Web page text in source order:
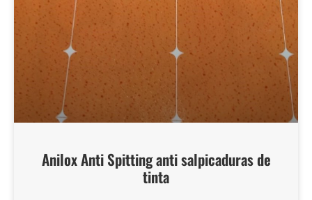
Anilox Anti Spitting anti salpicaduras de
tinta